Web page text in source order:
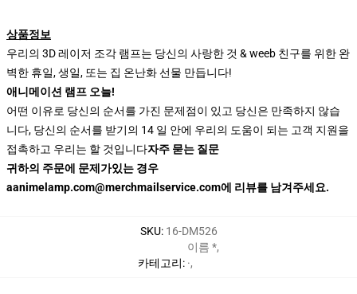
상품정보
우리의 3D 레이저 조각 램프는 당신의 사랑한 것 & weeb 친구를 위한 완
벽한 휴일, 생일, 또는 집 온난화 선물 만듭니다!
애니메이션 램프 오늘!
어떤 이유로 당신의 순서를 가진 문제점이 있고 당신은 만족하지 않습
니다, 당신의 순서를 받기의 14 일 안에 우리의 도움이 되는 고객 지원을
접촉하고 우리는 할 것입니다자주 묻는 질문
귀하의 주문에 문제가있는 경우
aanimelamp.com@merchmailservice.com에 리뷰를 남겨주세요.
SKU: 16-DM526
카테고리:
이름 *,
·,